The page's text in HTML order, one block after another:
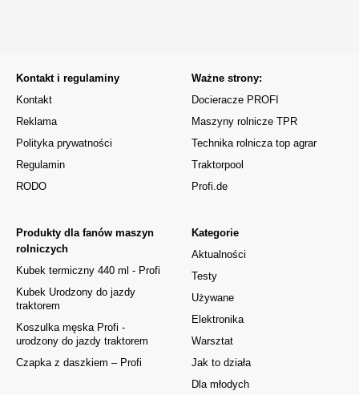
Kontakt i regulaminy
Kontakt
Reklama
Polityka prywatności
Regulamin
RODO
Kategorie
Aktualności
Testy
Używane
Elektronika
Warsztat
Jak to działa
Dla młodych
Produkty dla fanów maszyn
rolniczych
Kubek termiczny 440 ml - Profi
Kubek Urodzony do jazdy
traktorem
Koszulka męska Profi -
urodzony do jazdy traktorem
Czapka z daszkiem – Profi
Ważne strony:
Docieracze PROFI
Maszyny rolnicze TPR
Technika rolnicza top agrar
Traktorpool
Profi.de